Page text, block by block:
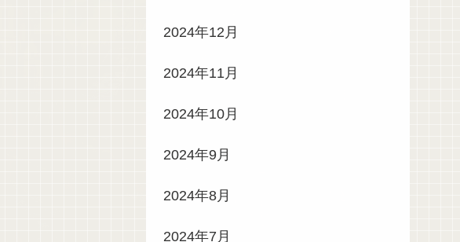
2024年12月
2024年11月
2024年10月
2024年9月
2024年8月
2024年7月